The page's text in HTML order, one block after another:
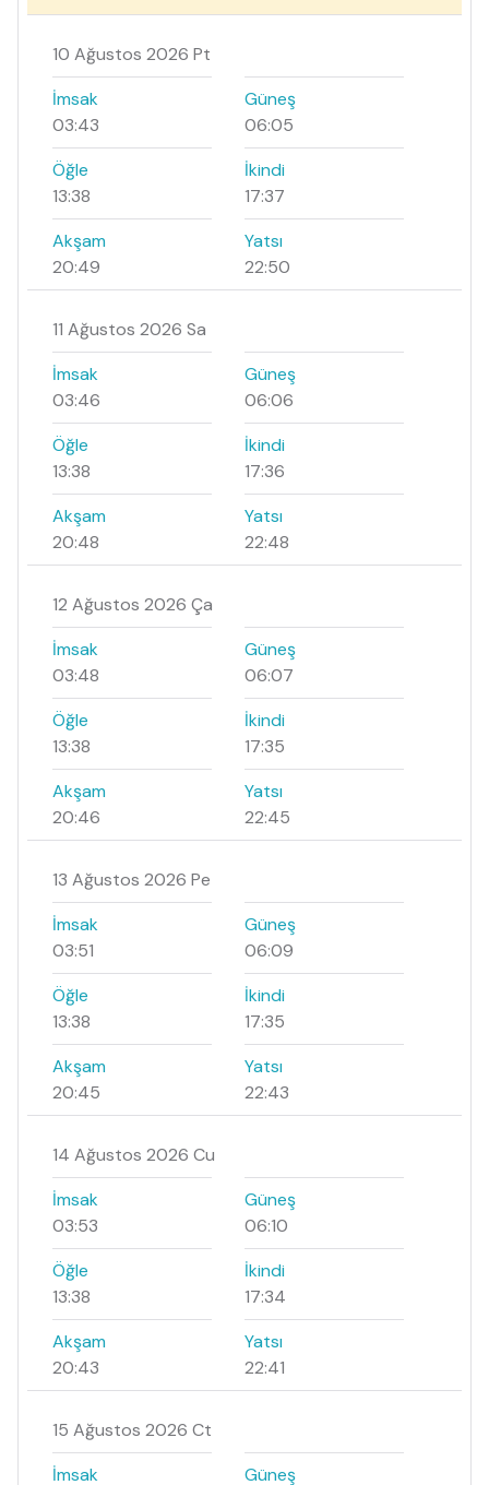
10 Ağustos 2026 Pt
İmsak
03:43
Güneş
06:05
Öğle
13:38
İkindi
17:37
Akşam
20:49
Yatsı
22:50
11 Ağustos 2026 Sa
İmsak
03:46
Güneş
06:06
Öğle
13:38
İkindi
17:36
Akşam
20:48
Yatsı
22:48
12 Ağustos 2026 Ça
İmsak
03:48
Güneş
06:07
Öğle
13:38
İkindi
17:35
Akşam
20:46
Yatsı
22:45
13 Ağustos 2026 Pe
İmsak
03:51
Güneş
06:09
Öğle
13:38
İkindi
17:35
Akşam
20:45
Yatsı
22:43
14 Ağustos 2026 Cu
İmsak
03:53
Güneş
06:10
Öğle
13:38
İkindi
17:34
Akşam
20:43
Yatsı
22:41
15 Ağustos 2026 Ct
İmsak
Güneş